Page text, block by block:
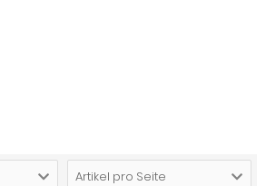
Artikel pro Seite